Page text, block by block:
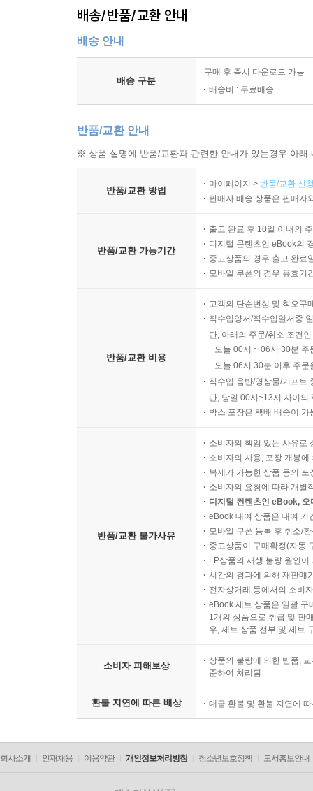
배송/반품/교환 안내
배송 안내
배송 구분
구매 후 즉시 다운로드 가능
배송비 : 무료배송
반품/교환 안내
※ 상품 설명에 반품/교환과 관련한 안내가 있는경우 아
반품/교환 방법
마이페이지 > 반품/교환 신
판매자 배송 상품은 판매자
반품/교환 가능기간
출고 완료 후 10일 이내의
디지털 콘텐츠인 eBook의
중고상품의 경우 출고 완료
모바일 쿠폰의 경우 유효기
반품/교환 비용
고객의 단순변심 및 착오구
직수입양서/직수입일서중
단, 아래의 주문/취소 조건
오늘 00시 ~ 06시 30분
오늘 06시 30분 이후 주
직수입 음반/영상물/기프트
단, 당일 00시~13시 사이의
박스 포장은 택배 배송이
반품/교환 불가사유
소비자의 책임 있는 사유로
소비자의 사용, 포장 개봉
복제가 가능한 상품 등의
소비자의 요청에 따라 개별
디지털 컨텐츠인 eBook,
eBook 대여 상품은 대여 기
모바일 쿠폰 등록 후 취소/
중고상품이 구매확정(자동
LP상품의 재생 불량 원인
시간의 경과에 의해 재판매
전자상거래 등에서의 소비
eBook 세트 상품은 일괄 구
1개의 상품으로 취급 및 판
우, 세트 상품 전부 및 세트
소비자 피해보상
상품의 불량에 의한 반품,
준하여 처리됨
환불 지연에 따른 배상 대금 환불 및 환불 지연에
회사소개 인재채용 이용약관 개인정보처리방침 청소년보호정책 도서홍보안내